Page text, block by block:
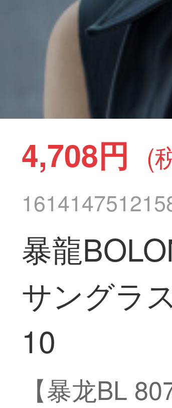
4,708円 (
暴龍
サングラ
10
【暴龙BL